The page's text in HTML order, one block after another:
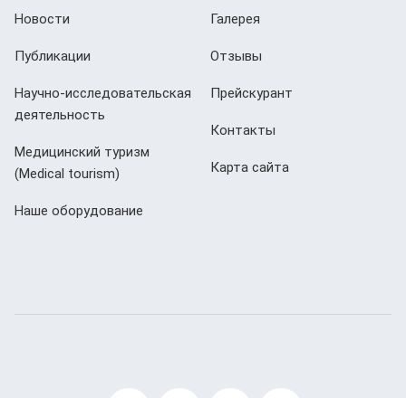
Новости
Публикации
Научно-исследовательская
деятельность
Медицинский туризм
(Мedical tourism)
Наше оборудование
Галерея
Отзывы
Прейскурант
Контакты
Карта сайта